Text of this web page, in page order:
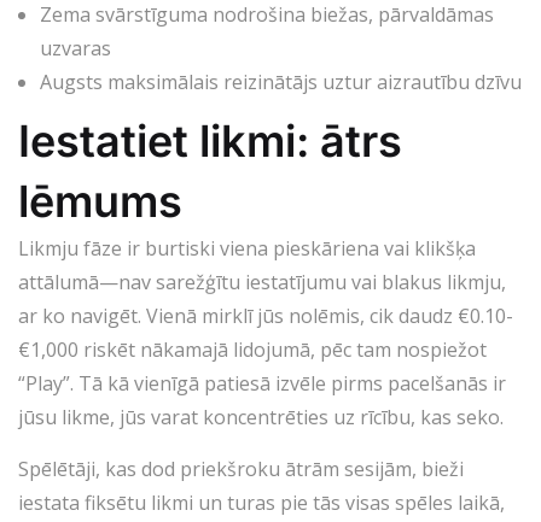
Zema svārstīguma nodrošina biežas, pārvaldāmas
uzvaras
Augsts maksimālais reizinātājs uztur aizrautību dzīvu
Iestatiet likmi: ātrs
lēmums
Likmju fāze ir burtiski viena pieskāriena vai klikšķa
attālumā—nav sarežģītu iestatījumu vai blakus likmju,
ar ko navigēt. Vienā mirklī jūs nolēmis, cik daudz €0.10-
€1,000 riskēt nākamajā lidojumā, pēc tam nospiežot
“Play”. Tā kā vienīgā patiesā izvēle pirms pacelšanās ir
jūsu likme, jūs varat koncentrēties uz rīcību, kas seko.
Spēlētāji, kas dod priekšroku ātrām sesijām, bieži
iestata fiksētu likmi un turas pie tās visas spēles laikā,